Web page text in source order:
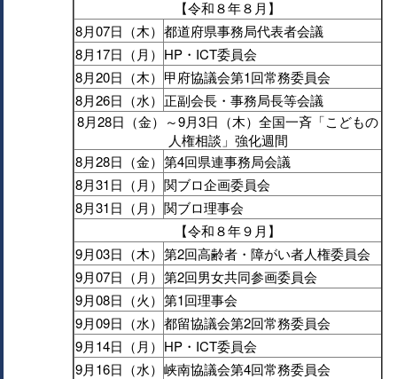
【令和８年８月】
8月07日（木） 都道府県事務局代表者会議
8月17日（月） HP・ICT委員会
8月20日（木） 甲府協議会第1回常務委員会
8月26日（水） 正副会長・事務局長等会議
8月28日（金）～9月3日（木）全国一斉「こどもの
人権相談」強化週間
8月28日（金） 第4回県連事務局会議
8月31日（月） 関ブロ企画委員会
8月31日（月） 関ブロ理事会
【令和８年９月】
9月03日（木） 第2回高齢者・障がい者人権委員会
9月07日（月） 第2回男女共同参画委員会
9月08日（火） 第1回理事会
9月09日（水） 都留協議会第2回常務委員会
9月14日（月） HP・ICT委員会
9月16日（水） 峡南協議会第4回常務委員会